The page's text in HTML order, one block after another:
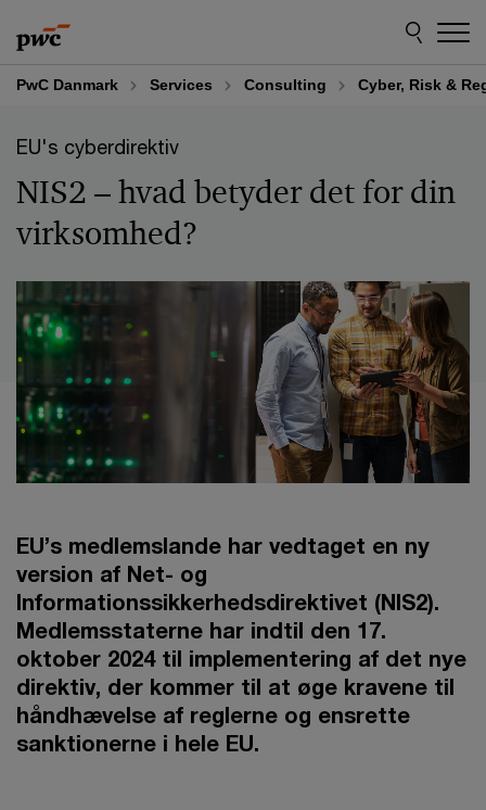
to
content
to
footer
PwC Danmark Services Consulting Cyber, Risk &
EU's cyberdirektiv
NIS2 – hvad betyder det for din
virksomhed?
EU’s medlemslande har vedtaget en ny
version af Net- og
Informationssikkerhedsdirektivet (NIS2).
Medlemsstaterne har indtil den 17.
oktober 2024 til implementering af det nye
direktiv, der kommer til at øge kravene til
håndhævelse af reglerne og ensrette
sanktionerne i hele EU.